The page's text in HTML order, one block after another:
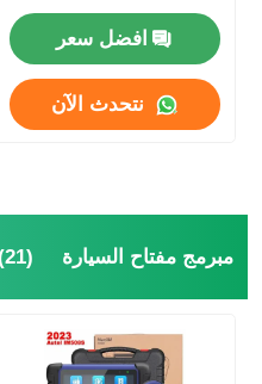
افضل سعر
نتحدث الآن
مبرمج مفتاح السيارة (21)